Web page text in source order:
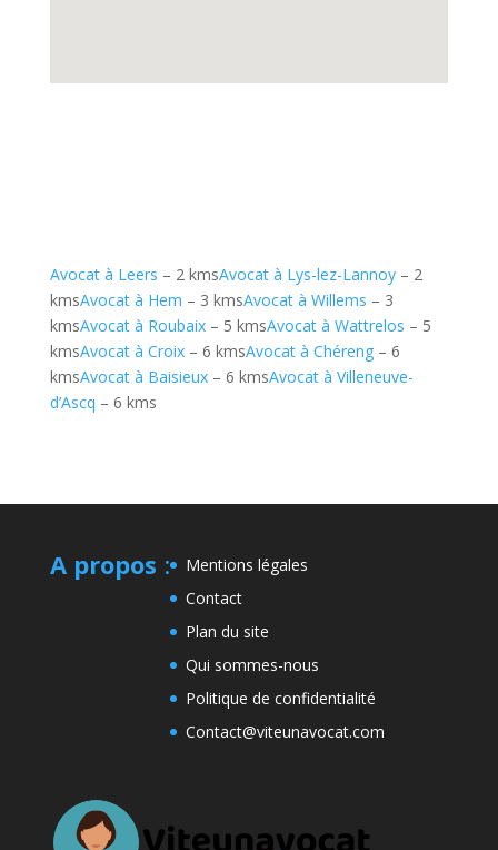
Avocat à Leers – 2 kmsAvocat à Lys-lez-Lannoy– 2
kmsAvocat à Hem – 3 kmsAvocat à Willems – 3
kmsAvocat à Roubaix– 5 kmsAvocat à Wattrelos – 5
kmsAvocat à Croix– 6 kmsAvocat à Chéreng– 6
kmsAvocat à Baisieux– 6 kmsAvocat à Villeneuve-
d’Ascq – 6 kms
A propos :
Mentions légales
Contact
Plan du site
Qui sommes-nous
Politique de confidentialité
Contact@viteunavocat.com